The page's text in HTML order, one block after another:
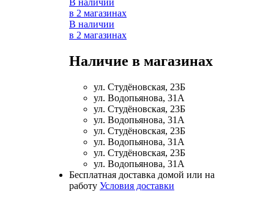
В наличии
в 2 магазинах
В наличии
в 2 магазинах
Наличие в магазинах
ул. Студёновская, 23Б
ул. Водопьянова, 31А
ул. Студёновская, 23Б
ул. Водопьянова, 31А
ул. Студёновская, 23Б
ул. Водопьянова, 31А
ул. Студёновская, 23Б
ул. Водопьянова, 31А
Бесплатная доставка домой или на
работу Условия доставки